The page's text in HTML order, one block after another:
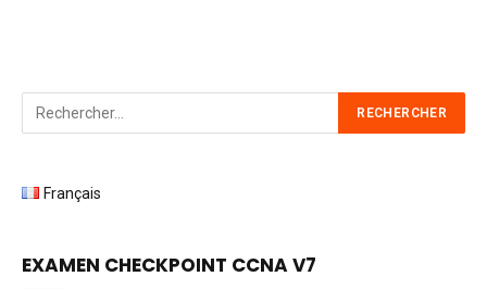
Français
EXAMEN CHECKPOINT CCNA V7